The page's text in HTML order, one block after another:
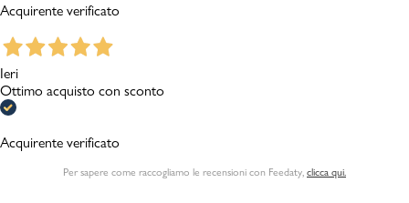
Acquirente verificato
Ieri
Ottimo acquisto con sconto
Acquirente verificato
Per sapere come raccogliamo le recensioni con Feedaty, clicca qui.